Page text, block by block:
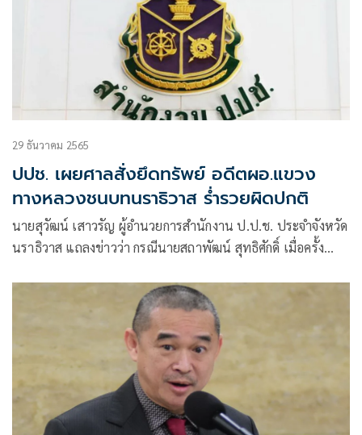
29 ธันวาคม 2565
ปปช. เผยศาลสั่งยึดทรัพย์ อดีตผอ.แขวง
ทางหลวงชนบทนราธิวาส ร่ำรวยผิดปกติ
นายสุวัฒน์ เสาวรัญ ผู้อำนวยการสำนักงาน ป.ป.ช. ประจำจังหวัด
นราธิวาส แถลงข่าวว่า กรณีนายสถาพัฒน์ สุทธิศักดิ์ เมื่อครั้ง